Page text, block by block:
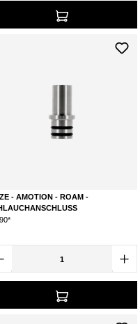
- AMOTION - ROAM -